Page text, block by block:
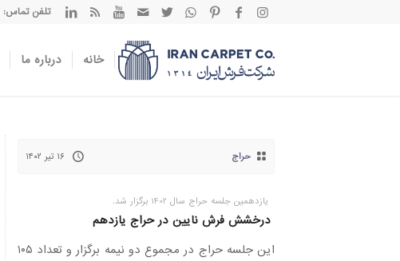
تلفن تماس: 02154637 | [calender-event]
خانه درباره ما
حراج ۱۶ تیر ۱۴۰۲
یازدهمین جلسه حراج سال 1402 برگزار شد.
درخشش فرش نایین در حراج یازدهم
این جلسه حراج در مجموع دو نیمه برگزار و تعداد ۱۰۵